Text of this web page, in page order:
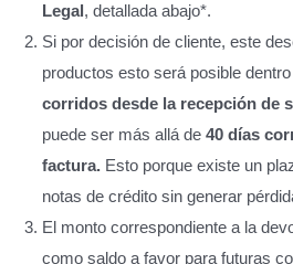
Legal, detallada abajo*.
Si por decisión de cliente, este
productos esto será posible
corridos desde la recepción de
puede ser más allá de 40 días
factura.Esto porque existe un
notas de crédito sin generar
El monto correspondiente a la
como saldo a favor para futuras